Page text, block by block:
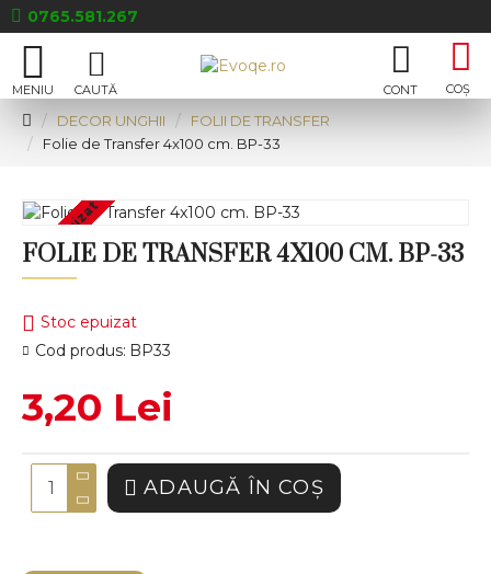
0765.581.267
DECOR UNGHII
FOLII DE TRANSFER
Folie de Transfer 4x100 cm. BP-33
Stoc epuizat
FOLIE DE TRANSFER 4X100 CM. BP-33
Stoc epuizat
Cod produs: BP33
3,20 Lei
ADAUGĂ ÎN COŞ